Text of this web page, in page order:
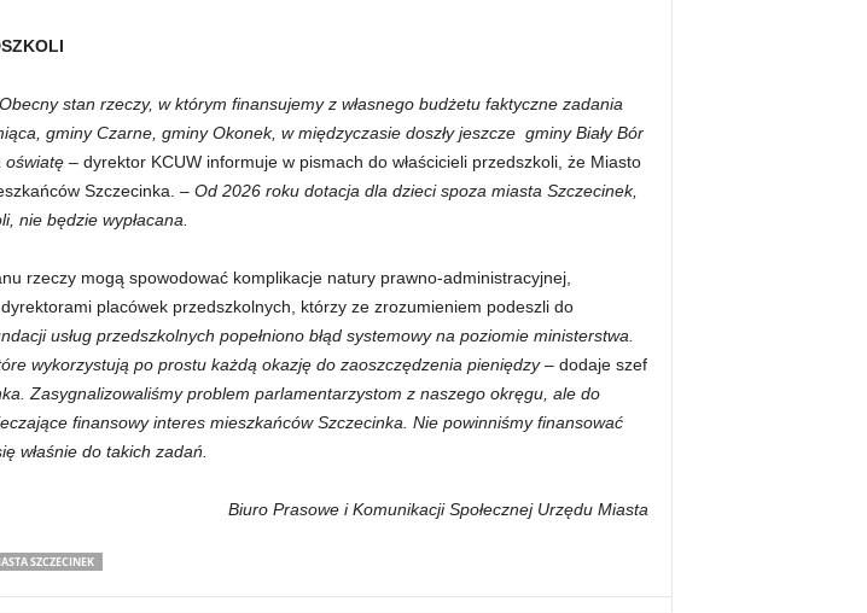
stan rzeczy, w którym finansujemy z własnego budżetu faktyczne zadania
gminy Czarne, gminy Okonek, w międzyczasie doszły jeszcze gminy Biały Bór
oświatę – dyrektor KCUW informuje w pismach do właścicieli przedszkoli, że Miasto
Szczecinka. – Od 2026 roku dotacja dla dzieci spoza miasta Szczecinek,
nie będzie wypłacana.
rzeczy mogą spowodować komplikacje natury prawno-administracyjnej,
placówek przedszkolnych, którzy ze zrozumieniem podeszli do
usług przedszkolnych popełniono błąd systemowy na poziomie ministerstwa.
wykorzystują po prostu każdą okazję do zaoszczędzenia pieniędzy –dodaje szef
Zasygnalizowaliśmy problem parlamentarzystom z naszego okręgu, ale do
finansowy interes mieszkańców Szczecinka. Nie powinniśmy finansować
właśnie do takich zadań.
Biuro Prasowe i Komunikacji Społecznej Urzędu Miasta
SZCZECINEK